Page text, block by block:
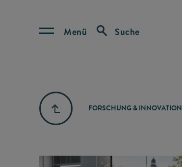
Menü Suche
FORSCHUNG & INNOVATION